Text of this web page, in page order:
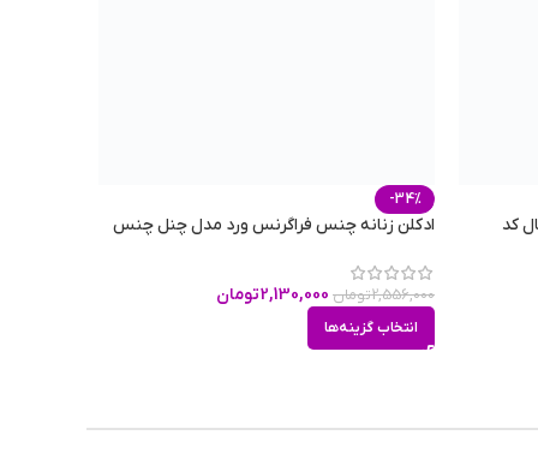
کد
-34%
ادکلن زنانه چنس فراگرنس ورد مدل چنل چنس
2,556,000تومان 2,130,000تومان
انتخاب گزینه‌ها